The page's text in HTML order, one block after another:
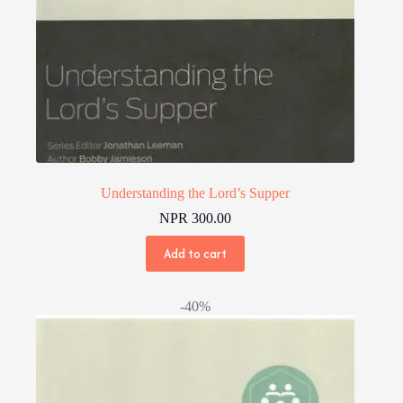
Understanding the Lord’s Supper
NPR 300.00
Add to cart
-40%